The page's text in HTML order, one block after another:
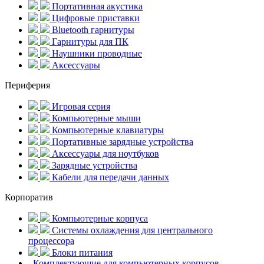
Портативная акустика
Цифровые приставки
Bluetooth гарнитуры
Гарнитуры для ПК
Наушники проводные
Аксессуары
Периферия
Игровая серия
Компьютерные мыши
Компьютерные клавиатуры
Портативные зарядные устройства
Аксессуары для ноутбуков
Зарядные устройства
Кабели для передачи данных
Корпоратив
Компьютерные корпуса
Системы охлаждения для центрального
процессора
Блоки питания